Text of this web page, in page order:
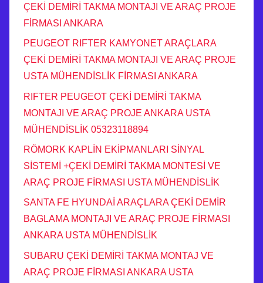
ÇEKİ DEMİRİ TAKMA MONTAJI VE ARAÇ PROJE
FİRMASI ANKARA
PEUGEOT RIFTER KAMYONET ARAÇLARA
ÇEKİ DEMİRİ TAKMA MONTAJI VE ARAÇ PROJE
USTA MÜHENDİSLİK FİRMASI ANKARA
RIFTER PEUGEOT ÇEKİ DEMİRİ TAKMA
MONTAJI VE ARAÇ PROJE ANKARA USTA
MÜHENDİSLİK 05323118894
RÖMORK KAPLİN EKİPMANLARI SİNYAL
SİSTEMİ +ÇEKİ DEMİRİ TAKMA MONTESİ VE
ARAÇ PROJE FİRMASI USTA MÜHENDİSLİK
SANTA FE HYUNDAİ ARAÇLARA ÇEKİ DEMİR
BAGLAMA MONTAJI VE ARAÇ PROJE FİRMASI
ANKARA USTA MÜHENDİSLİK
SUBARU ÇEKİ DEMİRİ TAKMA MONTAJ VE
ARAÇ PROJE FİRMASI ANKARA USTA